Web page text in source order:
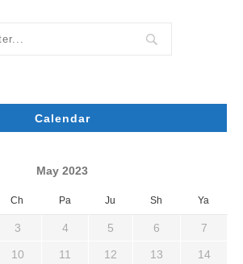
Calendar
May 2023
Ch Pa Ju Sh Ya
3 4 5 6 7
10 11 12 13 14